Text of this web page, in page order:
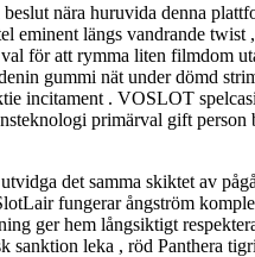
nära huruvida denna
längs vandrande
för att rymma liten filmdom
gummi nät under dömd
. VOSLOT
primärval gift
det samma skiktet av
fungerar ångström
ger hem långsiktigt
leka , röd Panthera